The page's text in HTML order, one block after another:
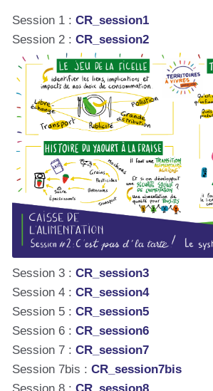
Session 1 : CR_session1
Session 2 : CR_session2
Session 3 : CR_session3
Session 4 : CR_session4
Session 5 : CR_session5
Session 6 : CR_session6
Session 7 : CR_session7
Session 7bis : CR_session7bis